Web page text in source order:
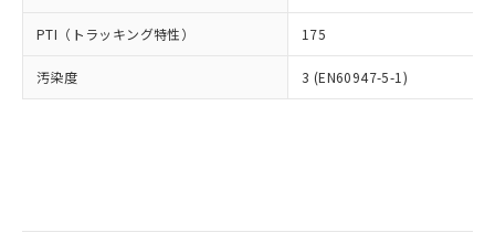
PTI（トラッキング特性） 175
汚染度 3 (EN60947-5-1)
事前の承諾なく第三者に漏洩または開
示しないようお願いします。
マイパーツ機能（部品リスト作成サー
ビス）をご利用いただくには、I-Web
品・サービスに関するお客様との取
部品在庫の切り替え状況などにより、予定
月が前後することがあります。
「ｅ」：有害物質（10物質）のすべてが基
準値以下であることを示します。
「10」：通常の使用状況下において有害物
質が外部に漏えいし、環境に深刻な影響を
及ぼさない年数を意味します。
場合は、上記1、2および3の内容を当
該第三者に通知します。また当社は、
販売先および販売に係わる関係者が違
法に輸出するおそれがある場合は、取
り引きをいたしません。
受注生産機種、また在庫状況の
情報を公開していない機種